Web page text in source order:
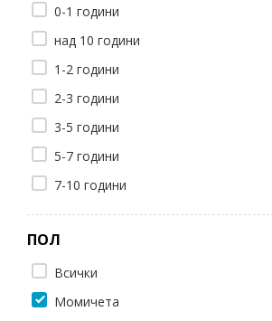
0-1 години
над 10 години
1-2 години
2-3 години
3-5 години
5-7 години
7-10 години
ПОЛ
Всички
Момичета